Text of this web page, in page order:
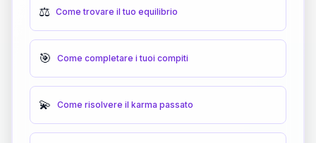
⚖️ Come trovare il tuo equilibrio
🎯 Come completare i tuoi compiti
💫 Come risolvere il karma passato